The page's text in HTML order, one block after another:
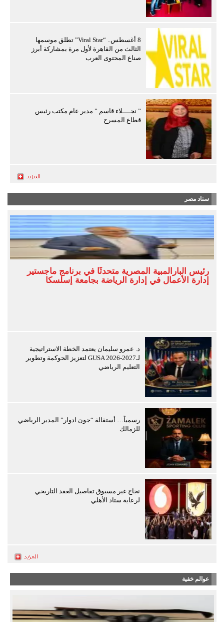
8 أغسطس.. “Viral Star” تطلق موسمها
الثالث من القاهرة لأول مرة بمشاركة أبرز
صناع المحتوى العرب
” نجــــلاء قاسم ” مدير عام مكتب رئيس
قطاع المسرح
ستاد مصر
رئيس البارالمبية المصرية متحدثًا في برنامج ماجستير
إدارة الأعمال في إدارة الرياضة بجامعة إسلسكا
د. عمرو سليمان يعتمد الخطة الاستراتيجية
لـGUSA 2026-2027 لتعزيز الحوكمة وتطوير
التعليم الرياضي
رسمياً… أستقالة “جون ادوار” المدير الرياضي
للزمالك
نجاح غير مسبوق تفاصيل العقد التاريخي
لرعاية ستاد الأهلي
عوالم خفية